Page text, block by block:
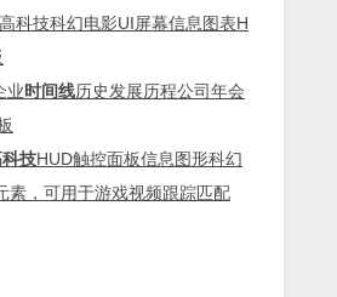
科技科幻电影UI屏幕信息图表H
业时间线历史发展历程公司年会
技HUD触控面板信息图形科幻
素，可用于游戏视频跟踪匹配